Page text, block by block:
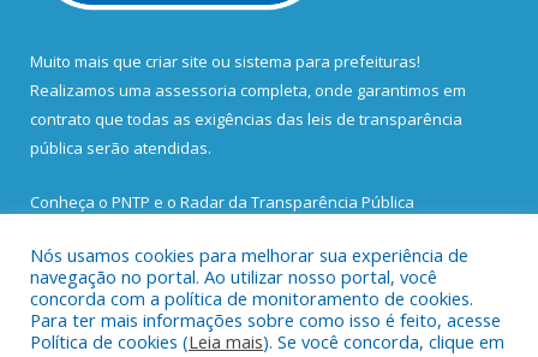
Muito mais que criar site ou sistema para prefeituras!
Realizamos uma assessoria completa, onde garantimos em
contrato que todas as exigências das leis de transparência
pública serão atendidas.
Conheça o PNTP e o Radar da Transparência Pública
Todos os direitos reservados a Prefeitura Municipal de Santa
Bárbara do Pará.
Nós usamos cookies para melhorar sua experiência de
navegação no portal. Ao utilizar nosso portal, você
concorda com a política de monitoramento de cookies.
Para ter mais informações sobre como isso é feito, acesse
Política de cookies (Leia mais). Se você concorda, clique em